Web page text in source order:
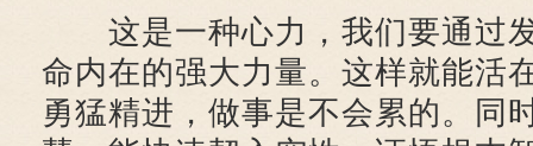
这是一种心力，我们要通过
命内在的强大力量。这样就能活
勇猛精进，做事是不会累的。同